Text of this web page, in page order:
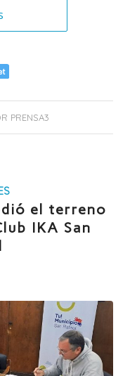
PRENSA3
el terreno
IKA San